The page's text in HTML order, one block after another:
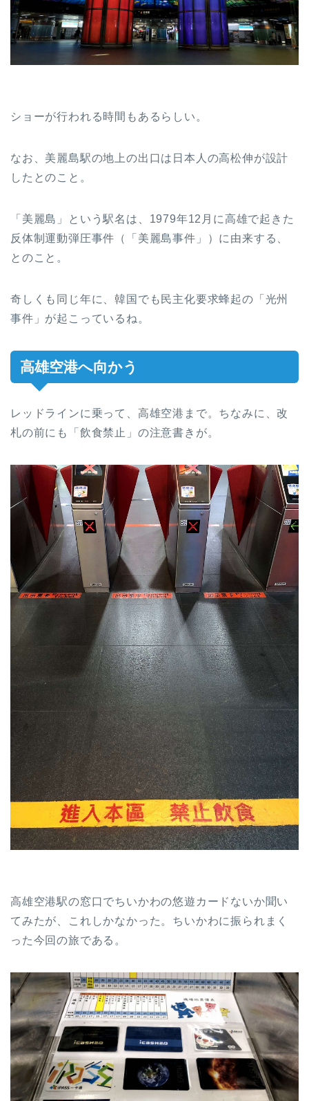
ショーが行われる時間もあるらしい。
なお、美麗島駅の地上の出口は日本人の高松伸が設計
したとのこと。
「美麗島」という駅名は、1979年12月に高雄で起きた
反体制運動弾圧事件（「美麗島事件」）に由来する、
とのこと。
奇しくも同じ年に、韓国でも民主化要求蜂起の「光州
事件」が起こっているね。
高雄空港へ向かう
レッドラインに乗って、高雄空港まで。ちなみに、改
札の前にも「飲食禁止」の注意書きが。
高雄空港駅の窓口でちいかわの悠遊カードないか聞い
てみたが、これしかなかった。ちいかわに振られまく
った今回の旅である。